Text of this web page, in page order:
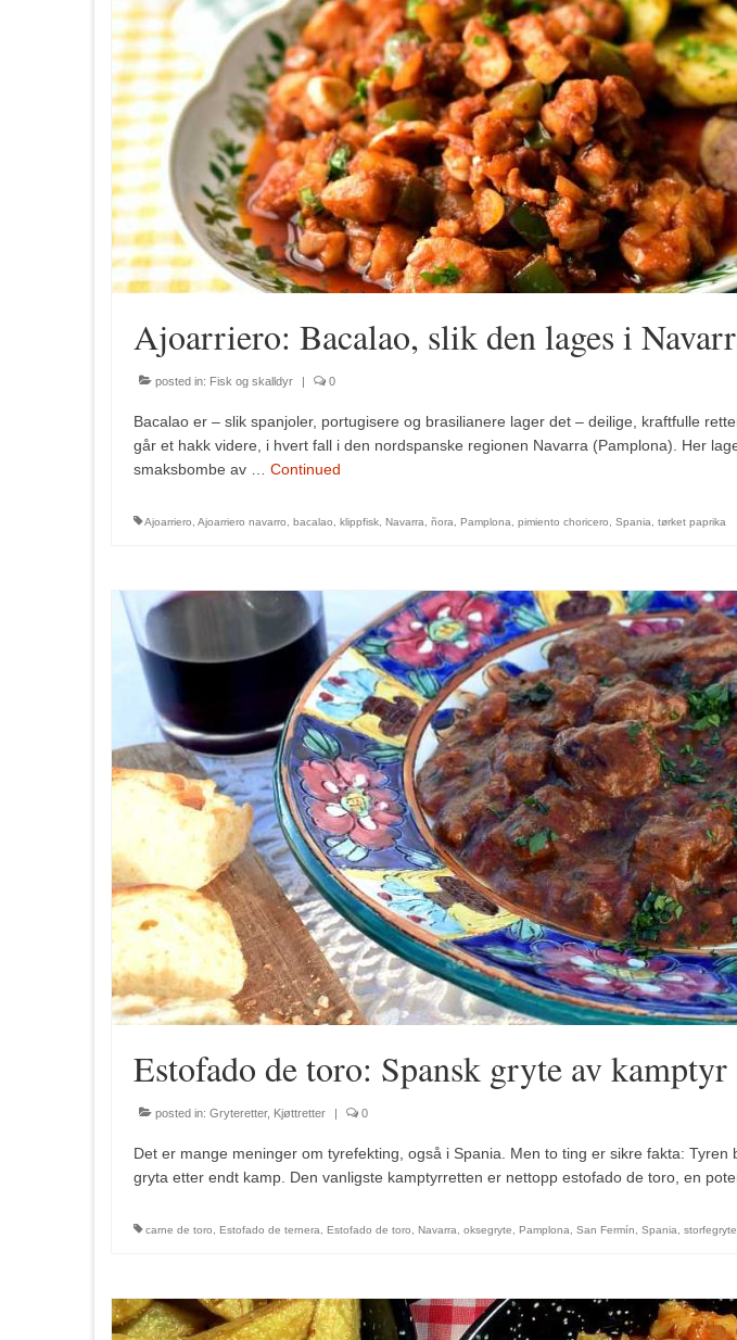
Ajoarriero: Bacalao, slik den lages i
posted in: Fisk og skalldyr | 0
Bacalao er – slik spanjoler, portugisere og brasilianere lager det – deilige, kraftfulle
går et hakk videre, i hvert fall i den nordspanske regionen Navarra (Pamplona). Her
smaksbombe av … Continued
Ajoarriero Ajoarriero navarro bacalao klippfisk Navarra ñora Pamplona pimiento choricero Spania tørket paprika
Estofado de toro: Spansk gryte av kamptyr
posted in: Gryteretter, Kjøttretter | 0
Det er mange meninger om tyrefekting, også i Spania. Men to ting er sikre fakta:
gryta etter endt kamp. Den vanligste kamptyrretten er nettopp estofado de toro, en
carne de toro Estofado de ternera Estofado de toro Navarra oksegryte Pamplona San Fermín Spania storfegryte